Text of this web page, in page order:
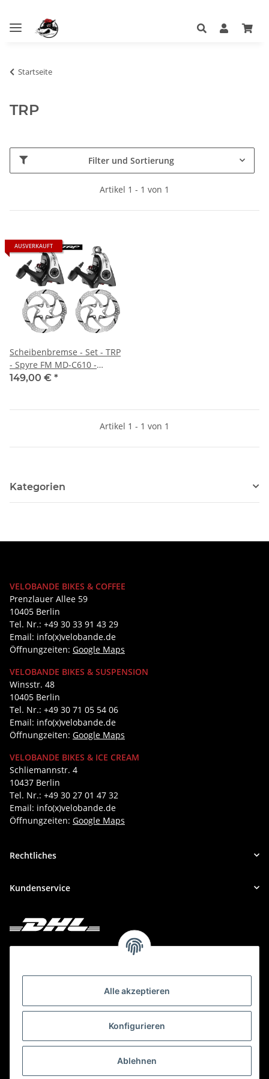
Alle akzeptieren
Konfigurieren
Ablehnen
Startseite
TRP
Filter und Sortierung
Artikel 1 - 1 von 1
AUSVERKAUFT
Scheibenbremse - Set - TRP
- Spyre FM MD-C610 -
mechanisch - Flatmount -
149,00 € *
Artikel 1 - 1 von 1
Kategorien
VELOBANDE BIKES & COFFEE
Prenzlauer Allee 59
10405 Berlin
Tel. Nr.: +49 30 33 91 43 29
Email: info(x)velobande.de
Öffnungzeiten: Google Maps
VELOBANDE BIKES & SUSPENSION
Winsstr. 48
10405 Berlin
Tel. Nr.: +49 30 71 05 54 06
Email: info(x)velobande.de
Öffnungzeiten: Google Maps
VELOBANDE BIKES & ICE CREAM
Schliemannstr. 4
10437 Berlin
Tel. Nr.: +49 30 27 01 47 32
Email: info(x)velobande.de
Öffnungzeiten: Google Maps
Rechtliches
Kundenservice
Deine Bestellung versenden wir mit DHL!